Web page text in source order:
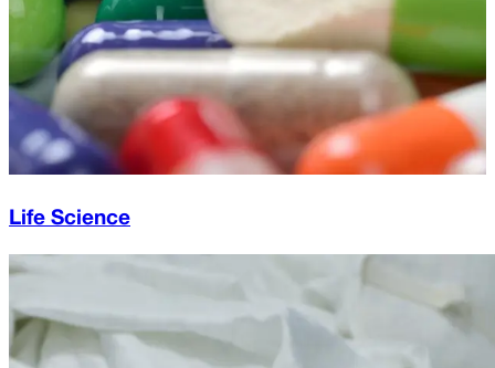
Life Science